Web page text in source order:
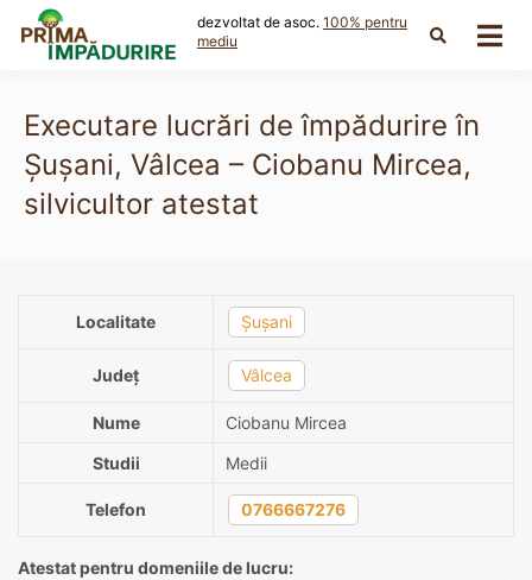
content
dezvoltat de asoc. 100% pentru
mediu
Executare lucrări de împădurire în
Şușani, Vâlcea – Ciobanu Mircea,
silvicultor atestat
Localitate Şușani
Județ Vâlcea
Nume
Ciobanu Mircea
Studii
Medii
Telefon 0766667276
Atestat pentru domeniile de lucru: